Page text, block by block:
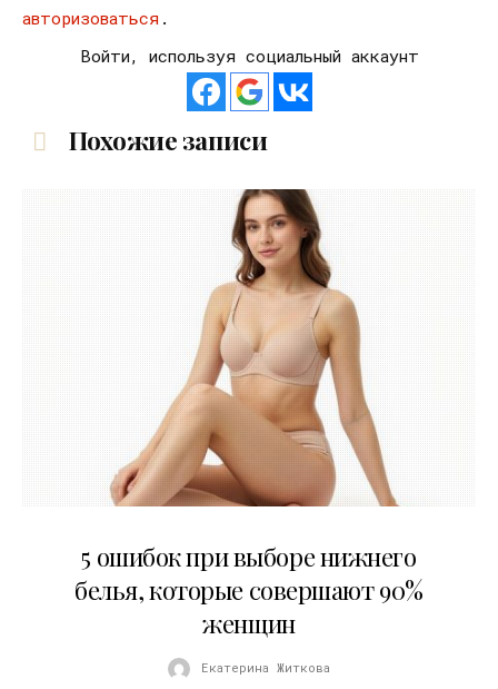
авторизоваться .
Войти, используя социальный аккаунт
Похожие записи
5 ошибок при выборе нижнего
белья, которые совершают 90%
женщин
Екатерина Житкова